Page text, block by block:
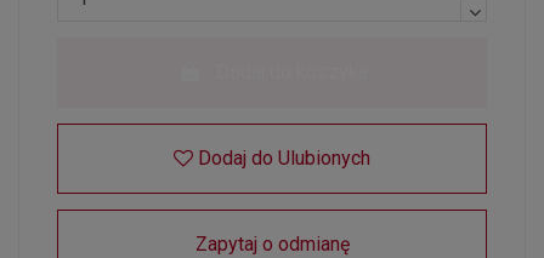
Dodaj do Ulubionych
Zapytaj o odmianę